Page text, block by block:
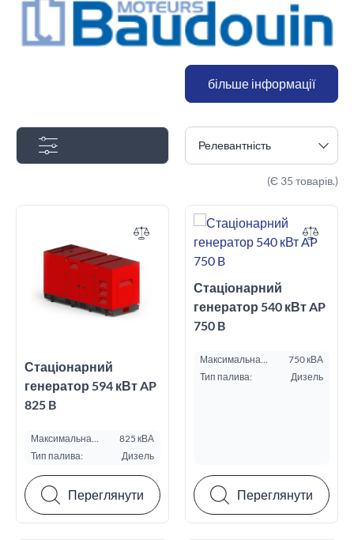
більше інформації
Релевантність
(Є 35 товарів.)
Стаціонарний
генератор 594 кВт AP
825 B
Максимальна
потужність ESP, кВА:
825 кВА
Тип палива:
Дизель
Переглянути
Стаціонарний
генератор 540 кВт AP
750 B
Максимальна
потужність ESP, кВА:
750 кВА
Тип палива:
Дизель
Переглянути